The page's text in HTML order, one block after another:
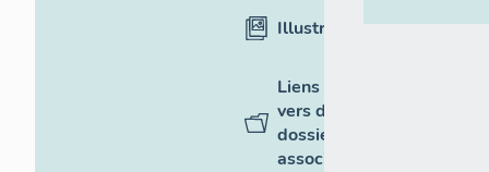
Illustrations
Liens
vers des
dossiers
associés